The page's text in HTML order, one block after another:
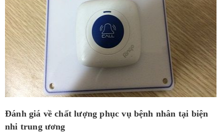
Đánh giá về chất lượng phục vụ bệnh nhân tại biện
nhi trung ương